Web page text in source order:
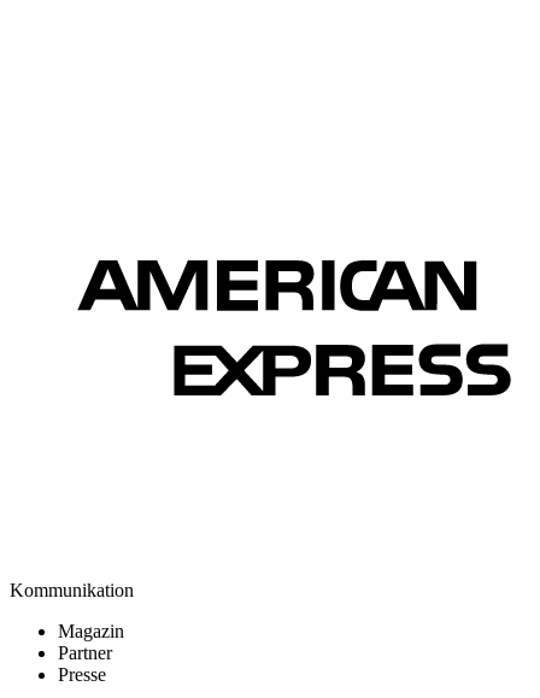
Kommunikation
Magazin
Partner
Presse